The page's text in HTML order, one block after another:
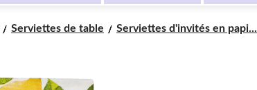
Serviettes de table Serviettes d'invités en papi...